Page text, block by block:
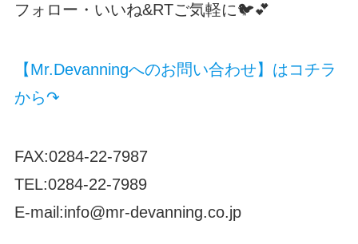
フォロー・いいね&RTご気軽に🐦💕
【Mr.Devanningへのお問い合わせ】はコチラ
から↷
FAX:0284-22-7987
TEL:0284-22-7989
E-mail:info@mr-devanning.co.jp